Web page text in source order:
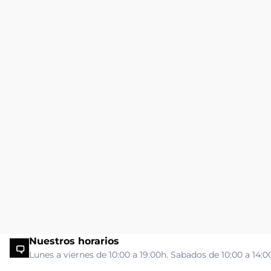
Nuestros horarios
Lunes a viernes de 10:00 a 19:00h. Sabados de 10:00 a